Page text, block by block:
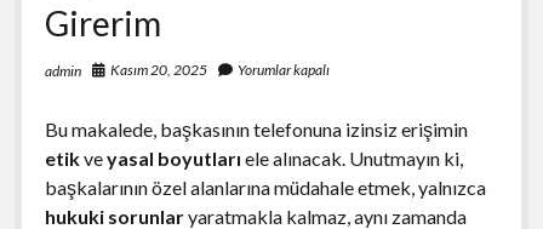
Spotify Takipçi Çoğaltma
Tiktok Izlenme Arttırma Ücretsiz
Girerim
admin Kasım 20, 2025 Yorumlar kapalı
Bu makalede, başkasının telefonuna izinsiz erişimin
etikveyasal boyutları ele alınacak. Unutmayın ki,
başkalarının özel alanlarına müdahale etmek, yalnızca
hukuki sorunlaryaratmakla kalmaz, aynı zamanda